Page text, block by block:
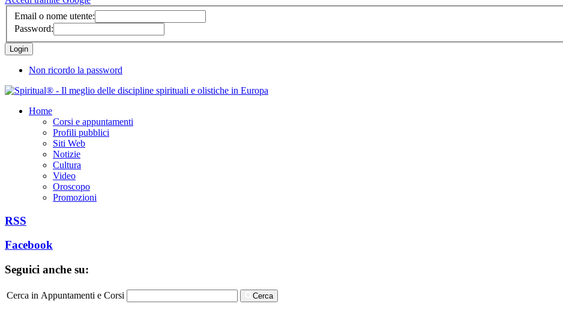
Email o nome utente:
Password:
Non ricordo la password
Home
Corsi e appuntamenti
Profili pubblici
Siti Web
Notizie
Cultura
Video
Oroscopo
Promozioni
RSS
Facebook
Seguici anche su:
Cerca in Appuntamenti e Corsi Cerca